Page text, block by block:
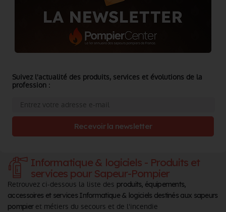
Informatique & logiciels - Produits et
services pour Sapeur-Pompier
Retrouvez ci-dessous la liste des produits, équipements,
accessoires et services Informatique & logiciels destinés aux sapeurs
pompieret métiers du secours et de l'incendie
Suivez l'actualité des produits, services et évolutions de la
profession :
Recevoir la newsletter